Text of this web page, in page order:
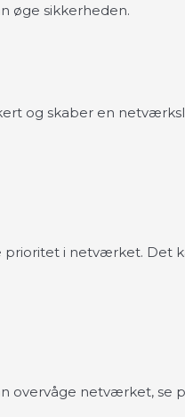
øge sikkerheden.
og skaber en
i netværket. Det
overvåge netværket,